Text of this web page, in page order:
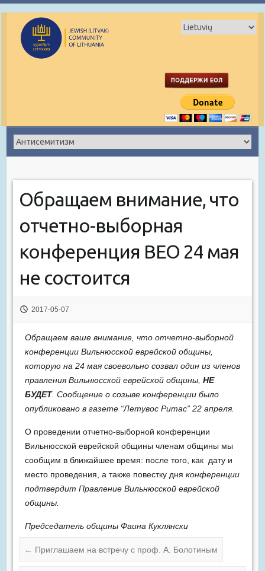
Обращаем внимание, что
отчетно-выборная
конференция ВЕО 24 мая
не состоится
2017-05-07
Обращаем ваше внимание, что отчетно-выборной
конференции Вильнюсской еврейской общины,
которую на 24 мая своевольно созвал один из членов
правления Вильнюсской еврейской общины, НЕ
БУДЕТ. Сообщение о созыве конференции было
опубликовано в газете “Летувос Ритас” 22 апреля.
О проведении отчетно-выборной конференции
Вильнюсской еврейской общины членам общины мы
сообщим в ближайшее время: после того, как дату и
место проведения, а также повестку дня конференции
подтвердит Правление Вильнюсской еврейской
общины.
Председатель общины Фаина Куклянски
← Приглашаем на встречу с проф. А. Болотиным